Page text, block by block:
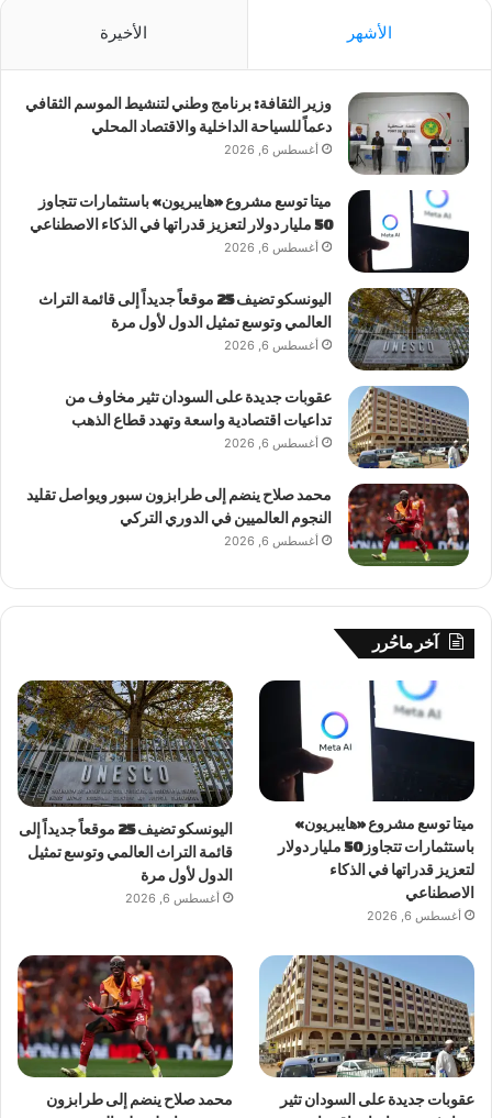
الأشهر الأخيرة
وزير الثقافة: برنامج وطني لتنشيط الموسم الثقافي
دعماً للسياحة الداخلية والاقتصاد المحلي
أغسطس 6, 2026
ميتا توسع مشروع «هايبريون» باستثمارات تتجاوز
50 مليار دولار لتعزيز قدراتها في الذكاء الاصطناعي
أغسطس 6, 2026
اليونسكو تضيف 25 موقعاً جديداً إلى قائمة التراث
العالمي وتوسع تمثيل الدول لأول مرة
أغسطس 6, 2026
عقوبات جديدة على السودان تثير مخاوف من
تداعيات اقتصادية واسعة وتهدد قطاع الذهب
أغسطس 6, 2026
محمد صلاح ينضم إلى طرابزون سبور ويواصل تقليد
النجوم العالميين في الدوري التركي
أغسطس 6, 2026
آخر ماحُرر
ميتا توسع مشروع «هايبريون»
باستثمارات تتجاوز 50 مليار دولار
لتعزيز قدراتها في الذكاء
الاصطناعي
أغسطس 6, 2026
اليونسكو تضيف 25 موقعاً جديداً إلى
قائمة التراث العالمي وتوسع تمثيل
الدول لأول مرة
أغسطس 6, 2026
عقوبات جديدة على السودان تثير
محمد صلاح ينضم إلى طرابزون